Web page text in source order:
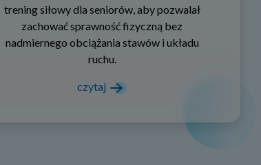
trening siłowy dla seniorów, aby pozwalał
zachować sprawność fizyczną bez
nadmiernego obciążania stawów i układu
ruchu.
czytaj